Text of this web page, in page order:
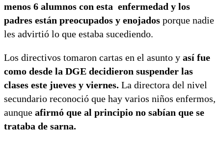
menos 6 alumnos con esta enfermedad y los
padres están preocupados y enojados porque nadie
les advirtió lo que estaba sucediendo.
Los directivos tomaron cartas en el asunto y así fue
como desde la DGE decidieron suspender las
clases este jueves y viernes. La directora del nivel
secundario reconoció que hay varios niños enfermos,
aunque afirmó que al principio no sabían que se
trataba de sarna.